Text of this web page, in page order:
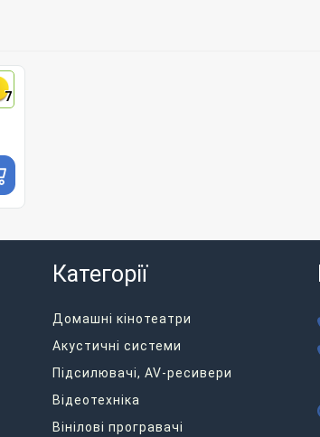
7
Категорії
Домашні кінотеатри
Акустичні системи
Підсилювачі, AV-ресивери
Відеотехніка
Вінілові програвачі